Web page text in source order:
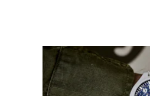
Hands-On: IWC 宇宙に
ォッチ・クロノグラフ “
ョン